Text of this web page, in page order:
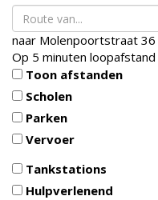
naar Molenpoortstraat 36
Op 5 minuten loopafstand
Toon afstanden
Scholen
Parken
Vervoer
Tankstations
Hulpverlenend